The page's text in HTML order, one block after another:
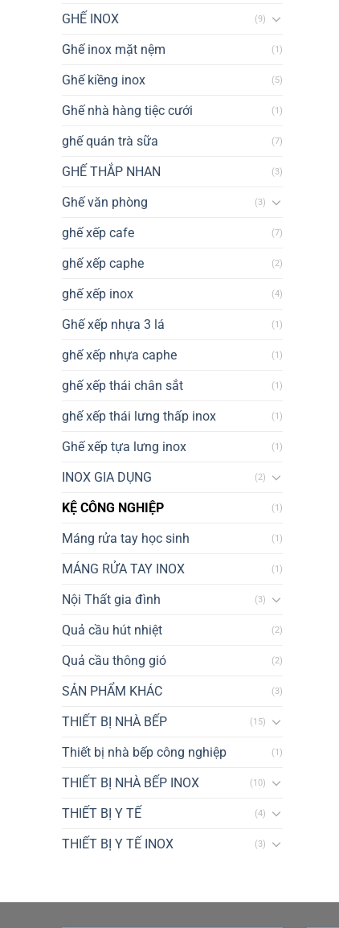
GHẾ INOX (9)
Ghế inox mặt nệm (1)
Ghế kiềng inox (5)
Ghế nhà hàng tiệc cưới (1)
ghế quán trà sữa (7)
GHẾ THẮP NHAN (3)
Ghế văn phòng (3)
ghế xếp cafe (7)
ghế xếp caphe (2)
ghế xếp inox (4)
Ghế xếp nhựa 3 lá (1)
ghế xếp nhựa caphe (1)
ghế xếp thái chân sắt (1)
ghế xếp thái lưng thấp inox (1)
Ghế xếp tựa lưng inox (1)
INOX GIA DỤNG (2)
KỆ CÔNG NGHIỆP (1)
Máng rửa tay học sinh (1)
MÁNG RỬA TAY INOX (1)
Nội Thất gia đình (3)
Quả cầu hút nhiệt (2)
Quả cầu thông gió (2)
SẢN PHẨM KHÁC (3)
THIẾT BỊ NHÀ BẾP (15)
Thiết bị nhà bếp công nghiệp (1)
THIẾT BỊ NHÀ BẾP INOX (10)
THIẾT BỊ Y TẾ (4)
THIẾT BỊ Y TẾ INOX (3)